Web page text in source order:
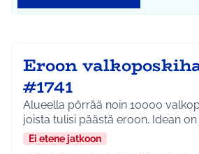
Eroon
#1741
Alueella pörrää noin 10000
joista tulisi
Ei etene jatkoon